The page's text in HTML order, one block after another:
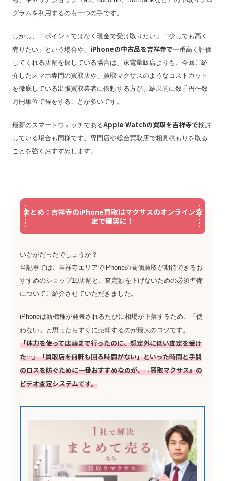
グラムを利用するのも一つの手です。
しかし、「ポイントではなく現金で受け取りたい」「少しでも高く
売りたい」という場合や、 iPhoneの中古品を吉祥寺で一番高く評価
してくれる店舗を探している場合は、家電量販店よりも、今回ご紹
介したスマホ専門の買取店や、買取マクサスのようなコストカット
を徹底している出張買取業者に依頼する方が、結果的に数千円〜数
万円単位で得をすることが多いです。
最新のスマートウォッチであるApple Watchの買取を吉祥寺で検討
している場合も同様です。専門店や総合買取店で相見積もりを取る
ことを強くおすすめします。
まとめ：吉祥寺のiPhone買取はマクサスのオンライン査
定で確実に！
いかがだったでしょうか？
当記事では、吉祥寺エリアでiPhoneの高価買取が期待できるお
すすめのショップ10店舗と、査定額を下げないための必須準備
についてご紹介させていただきました。
iPhoneは新機種が発表されるたびに相場が下落するため、「使
わない」と思ったらすぐに売却するのが最大のコツです。
「体力を使って店頭まで行ったのに、想定外に低い査定を受け
た…」「買取店を何軒も回る時間がない」といった時間と手間
のロスを防ぐために一番おすすめなのが、『買取マクサス』の
ビデオ査定システムです。